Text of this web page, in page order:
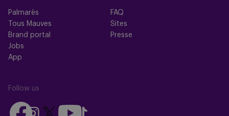
Palmarès
Tous Mauves
Brand portal
Jobs
App
FAQ
Sites
Presse
Follow us
Follow
FollowFollow
Follow
Follow